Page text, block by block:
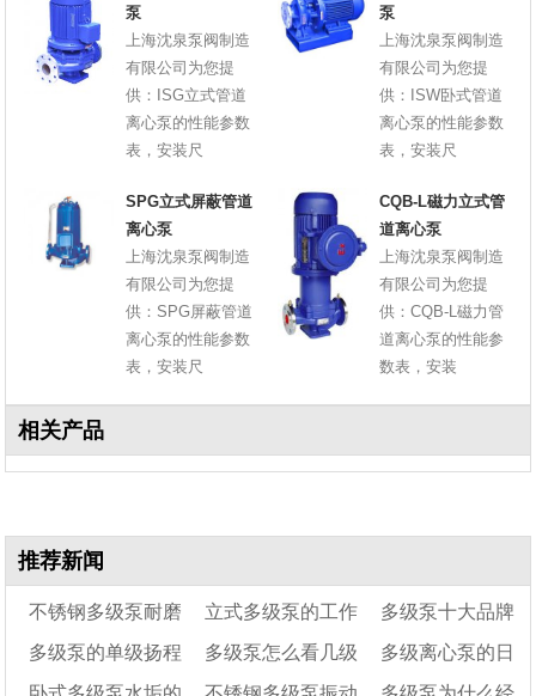
泵
上海沈泉泵阀制造
有限公司为您提
供：ISG立式管道
离心泵的性能参数
表，安装尺
泵
上海沈泉泵阀制造
有限公司为您提
供：ISW卧式管道
离心泵的性能参数
表，安装尺
SPG立式屏蔽管道
离心泵
上海沈泉泵阀制造
有限公司为您提
供：SPG屏蔽管道
离心泵的性能参数
表，安装尺
CQB-L磁力立式管
道离心泵
上海沈泉泵阀制造
有限公司为您提
供：CQB-L磁力管
道离心泵的性能参
数表，安装
相关产品
推荐新闻
不锈钢多级泵耐磨
吗?
立式多级泵的工作
原理
多级泵十大品牌
及选型实用指南
多级泵的单级扬程 多级泵怎么看几级 多级离心泵的日